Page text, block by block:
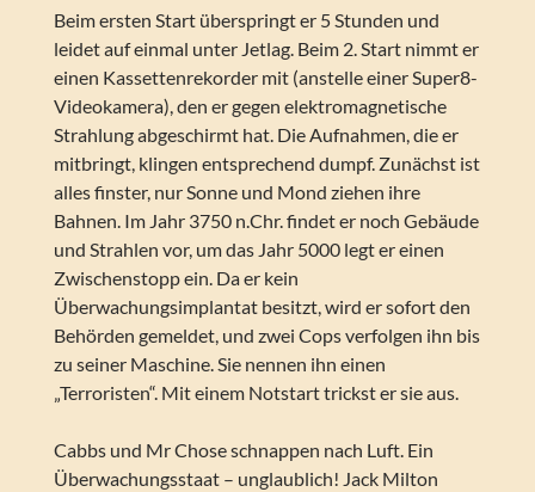
Beim ersten Start überspringt er 5 Stunden und
leidet auf einmal unter Jetlag. Beim 2. Start nimmt er
einen Kassettenrekorder mit (anstelle einer Super8-
Videokamera), den er gegen elektromagnetische
Strahlung abgeschirmt hat. Die Aufnahmen, die er
mitbringt, klingen entsprechend dumpf. Zunächst ist
alles finster, nur Sonne und Mond ziehen ihre
Bahnen. Im Jahr 3750 n.Chr. findet er noch Gebäude
und Strahlen vor, um das Jahr 5000 legt er einen
Zwischenstopp ein. Da er kein
Überwachungsimplantat besitzt, wird er sofort den
Behörden gemeldet, und zwei Cops verfolgen ihn bis
zu seiner Maschine. Sie nennen ihn einen
„Terroristen“. Mit einem Notstart trickst er sie aus.
Cabbs und Mr Chose schnappen nach Luft. Ein
Überwachungsstaat – unglaublich! Jack Milton